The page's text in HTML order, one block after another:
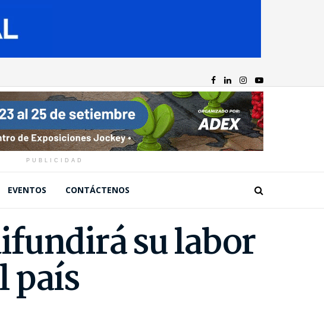
PUBLICIDAD
EVENTOS CONTÁCTENOS
su labor
país